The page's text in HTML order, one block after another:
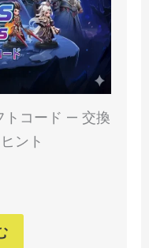
コード — 交換
ント